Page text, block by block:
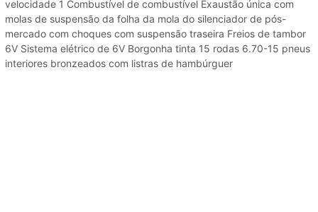
velocidade 1 Combustível de combustível Exaustão única com
molas de suspensão da folha da mola do silenciador de pós-
mercado com choques com suspensão traseira Freios de tambor
6V Sistema elétrico de 6V Borgonha tinta 15 rodas 6.70-15 pneus
interiores bronzeados com listras de hambúrguer